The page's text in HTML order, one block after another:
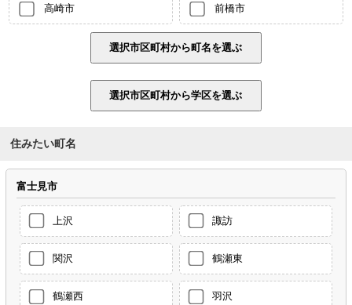
高崎市 前橋市
住みたい町名
富士見市
上沢 諏訪
関沢 鶴瀬東
鶴瀬西 羽沢